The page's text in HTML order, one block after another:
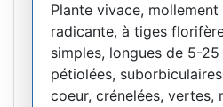
Plante vivace,
radicante, à tiges
simples, longues de 5-
pétiolées,
coeur, crénelées, vertes,